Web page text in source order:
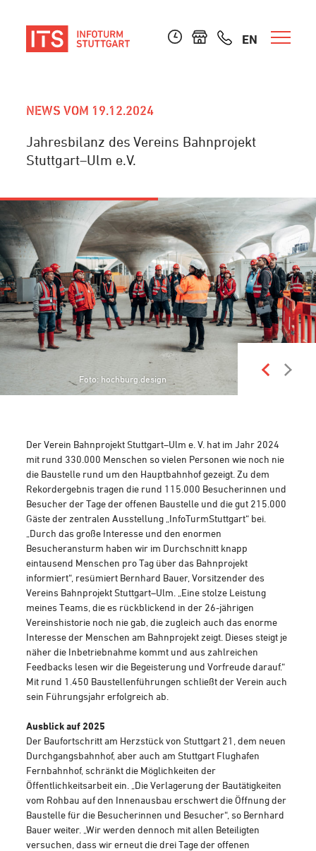
EN
NEWS VOM 19.12.2024
Jahresbilanz des Vereins Bahnprojekt
Stuttgart–Ulm e.V.
Foto: hochburg.design
Foto: Thomas Niedermueller
Der Verein Bahnprojekt Stuttgart–Ulm e. V. hat im Jahr 2024
mit rund 330.000 Menschen so vielen Personen wie noch nie
die Baustelle rund um den Hauptbahnhof gezeigt. Zu dem
Rekordergebnis tragen die rund 115.000 Besucherinnen und
Besucher der Tage der offenen Baustelle und die gut 215.000
Gäste der zentralen Ausstellung „InfoTurmStuttgart“ bei.
„Durch das große Interesse und den enormen
Besucheransturm haben wir im Durchschnitt knapp
eintausend Menschen pro Tag über das Bahnprojekt
informiert“, resümiert Bernhard Bauer, Vorsitzender des
Vereins Bahnprojekt Stuttgart–Ulm. „Eine stolze Leistung
meines Teams, die es rückblickend in der 26-jährigen
Vereinshistorie noch nie gab, die zugleich auch das enorme
Interesse der Menschen am Bahnprojekt zeigt. Dieses steigt je
näher die Inbetriebnahme kommt und aus zahlreichen
Feedbacks lesen wir die Begeisterung und Vorfreude darauf.“
Mit rund 1.450 Baustellenführungen schließt der Verein auch
sein Führungsjahr erfolgreich ab.
Ausblick auf 2025
Der Baufortschritt am Herzstück von Stuttgart 21, dem neuen
Durchgangsbahnhof, aber auch am Stuttgart Flughafen
Fernbahnhof, schränkt die Möglichkeiten der
Öffentlichkeitsarbeit ein. „Die Verlagerung der Bautätigkeiten
vom Rohbau auf den Innenausbau erschwert die Öffnung der
Baustelle für die Besucherinnen und Besucher“, so Bernhard
Bauer weiter. „Wir werden dennoch mit allen Beteiligten
versuchen, dass wir erneut die drei Tage der offenen